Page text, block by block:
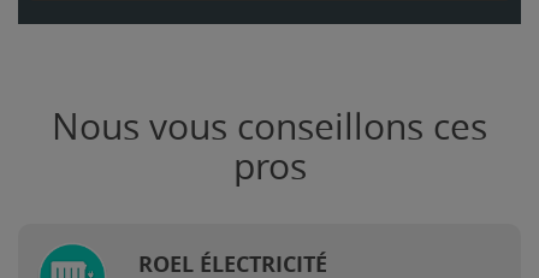
Nous vous conseillons ces
pros
ROEL ÉLECTRICITÉ